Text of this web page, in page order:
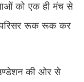
को एक ही मंच से
परिसर रूक रूक कर
की ओर से